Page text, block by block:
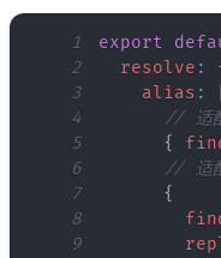
1 export
2
resolve :
3
alias :
4
// 适
5
{
6
// 适
7
{
8
9